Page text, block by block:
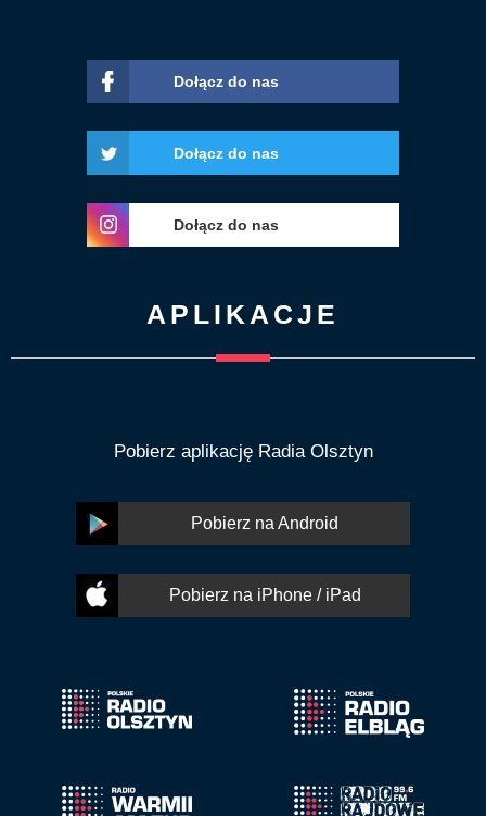
Dołącz do nas
Dołącz do nas
Dołącz do nas
APLIKACJE
Pobierz aplikację Radia Olsztyn
Pobierz na Android
Pobierz na iPhone / iPad